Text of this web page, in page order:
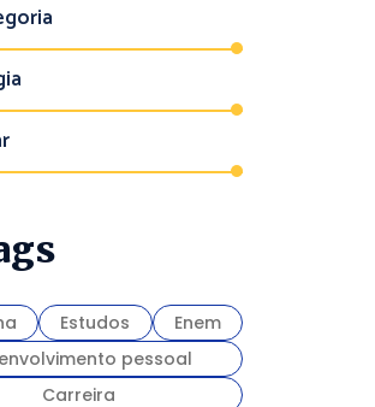
Estudos
Enem
pessoal
Carreira